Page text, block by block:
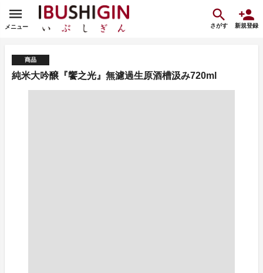
メニュー さがす 新規登録
商品
純米大吟醸『饗之光』無濾過生原酒槽汲み720ml